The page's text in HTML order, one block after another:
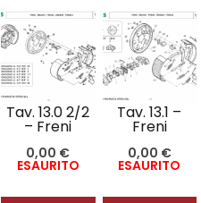
Tav. 13.0 2/2
– Freni
0,00 €
ESAURITO
Tav. 13.1 –
Freni
0,00 €
ESAURITO